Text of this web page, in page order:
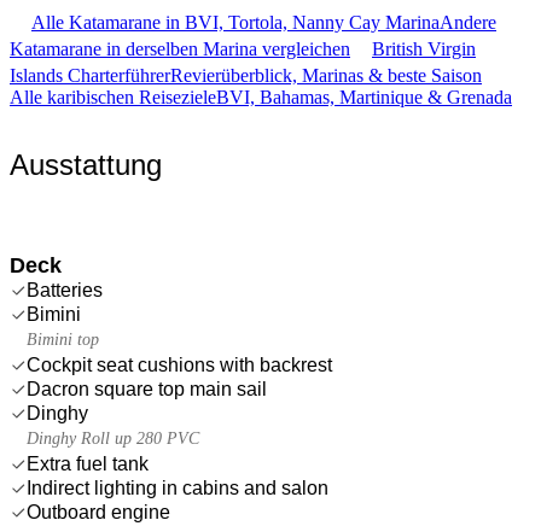
Alle Katamarane in BVI, Tortola, Nanny Cay MarinaAndere
Katamarane in derselben Marina vergleichen
British Virgin
Islands CharterführerRevierüberblick, Marinas & beste Saison
Alle karibischen ReisezieleBVI, Bahamas, Martinique & Grenada
Ausstattung
Deck
Batteries
Bimini
Bimini top
Cockpit seat cushions with backrest
Dacron square top main sail
Dinghy
Dinghy Roll up 280 PVC
Extra fuel tank
Indirect lighting in cabins and salon
Outboard engine